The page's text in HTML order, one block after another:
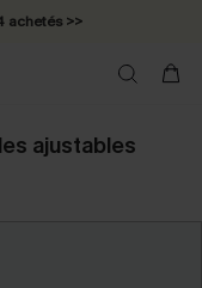
achetés >>
ajustables